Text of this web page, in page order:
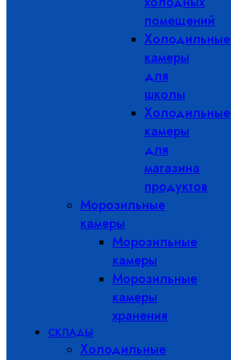
помещений
Холодильные
камеры
для
школы
Холодильные
камеры
для
магазина
продуктов
Морозильные
камеры
Морозильные
камеры
Морозильные
камеры
хранения
СКЛАДЫ
Холодильные